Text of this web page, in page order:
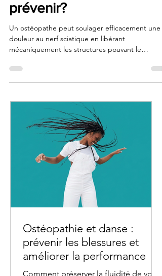
comment la soigner ou la
prévenir?
Un ostéopathe peut soulager efficacement une
mécaniquement les structures pouvant le
compresser.
Ostéopathie et danse :
prévenir les blessures et